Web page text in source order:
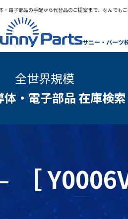
・電子部品の手配から代替品のご提案まで、なんでもご
サニー・パーツ
全世界規模
体・電子部品 在庫検索
［